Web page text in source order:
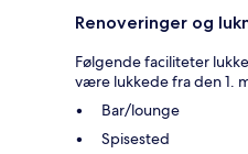
Renoveringer og
Følgende faciliteter
være lukkede fra den 1.
Bar/lounge
Spisested